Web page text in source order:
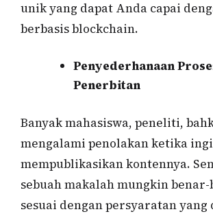
unik yang dapat Anda capai
berbasis blockchain.
Penyederhanaan
Penerbitan
Banyak mahasiswa, peneliti,
mengalami penolakan ketika
mempublikasikan kontennya.
sebuah makalah mungkin
sesuai dengan persyaratan